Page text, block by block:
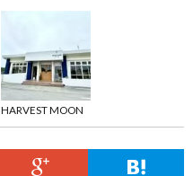
HARVEST MOON